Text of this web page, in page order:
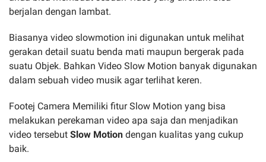
berjalan dengan lambat.
Biasanya video slowmotion ini digunakan untuk melihat
gerakan detail suatu benda mati maupun bergerak pada
suatu Objek. Bahkan Video Slow Motion banyak digunakan
dalam sebuah video musik agar terlihat keren.
Footej Camera Memiliki fitur Slow Motion yang bisa
melakukan perekaman video apa saja dan menjadikan
video tersebut Slow Motion dengan kualitas yang cukup
baik.